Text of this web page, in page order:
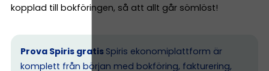
kopplad till bokföringen, så att allt går sömlöst!
Prova Spiris gratis Spiris ekonomiplattform är
komplett från början med bokföring, fakturering,